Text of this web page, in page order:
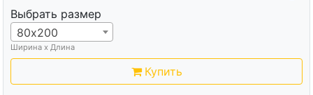
Выбрать размер
80х200
Ширина х Длина
Купить